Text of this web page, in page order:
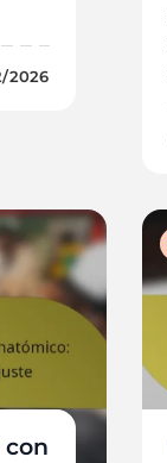
2026
con